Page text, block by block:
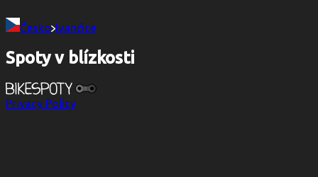
Česko Ivančice
Spoty v blízkosti
Privacy Policy